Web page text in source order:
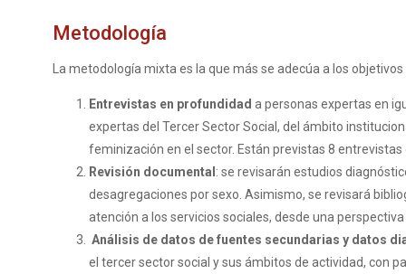
Metodología
La metodología mixta es la que más se adecúa a los
Entrevistas en profundidad a personas expertas en
expertas del Tercer Sector Social, del ámbito
feminización en el sector. Están previstas 8
Revisión documental : se revisarán estudios
desagregaciones por sexo. Asimismo, se revisará
atención a los servicios sociales, desde una
Análisis de datos de fuentes secundarias y datos
el tercer sector social y sus ámbitos de actividad, con